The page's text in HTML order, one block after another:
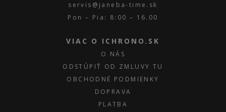
servis@janeba-time.sk
Pon – Pia: 8:00 – 16.00
VIAC O ICHRONO.SK
O NÁS
ODSTÚPIŤ OD ZMLUVY TU
OBCHODNÉ PODMIENKY
DOPRAVA
PLATBA